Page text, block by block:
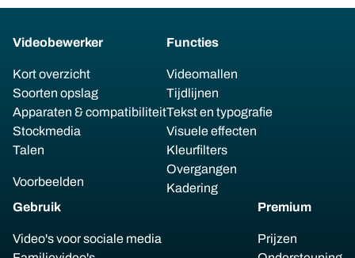
Videobewerker
Kort overzicht
Soorten opslag
Apparaten & compatibiliteit
Stockmedia
Talen
Voorbeelden
Functies
Videomallen
Tijdlijnen
Tekst en typografie
Visuele effecten
Kleurfilters
Overgangen
Kadering
Gebruik
Video's voor sociale media
Premium
Prijzen